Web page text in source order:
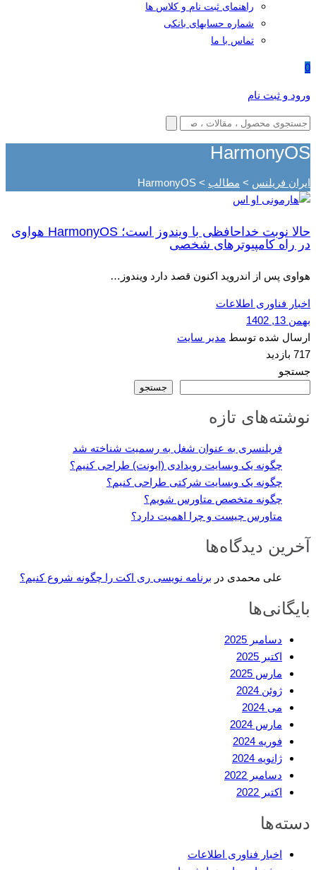
راهنمای ثبت نام و کلاس ها
شماره حسابهای بانکی
تماس با ما
0
ورود و ثبت نام
HarmonyOS
ایران فریلنس > مطالب >
HarmonyOS
حالا نوبت خداحافظی با ویندوز است؛ HarmonyOS هواوی
در راه کامپیوترهای شخصی
هواوی پس از اندروید اکنون قصد دارد ویندوز…
اخبار فناوری اطلاعات
بهمن 13, 1402
ارسال شده توسط مدیر سایت
717 بازدید
جستجو
جستجو
نوشته‌های تازه
فریلنسری به عنوان شغل به رسمیت شناخته شد
چگونه یک وبسایت رویدادی (ایونت) طراحی کنیم؟
چگونه یک وبسایت شرکتی طراحی کنیم؟
چگونه متخصص متاورس شویم؟
متاورس چیست و چرا اهمیت دارد؟
آخرین دیدگاه‌ها
علی محمدی در برنامه نویسی ری اکت را چگونه شروع کنیم؟
بایگانی‌ها
دسامبر 2025
اکتبر 2025
مارس 2025
ژوئن 2024
می 2024
مارس 2024
فوریه 2024
ژانویه 2024
دسامبر 2022
اکتبر 2022
دسته‌ها
اخبار فناوری اطلاعات